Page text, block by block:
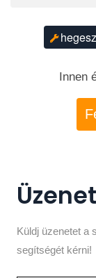
Innen
Küldj üzenetet a
segítségét kérni!